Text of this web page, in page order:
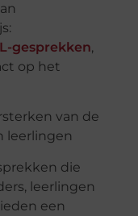
gesprekken,
op het
van de
leerlingen
die
leerlingen
een